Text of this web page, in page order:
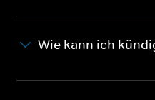
Wie kann ich